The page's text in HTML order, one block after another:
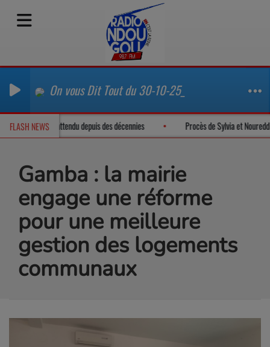
On vous Dit Tout du 30-10-25_
FLASH NEWS
: un tournant attendu depuis des décennies Procès de Sylvia et
Gamba : la mairie
engage une réforme
pour une meilleure
gestion des logements
communaux